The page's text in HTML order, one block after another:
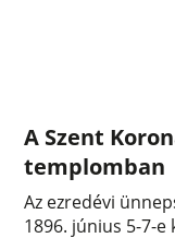
A Szent
templomban
Az ezredévi
1896. június 5-7-